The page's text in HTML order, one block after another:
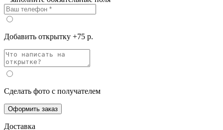
Добавить открытку +75 р.
Сделать фото с получателем
Оформить заказ
Доставка